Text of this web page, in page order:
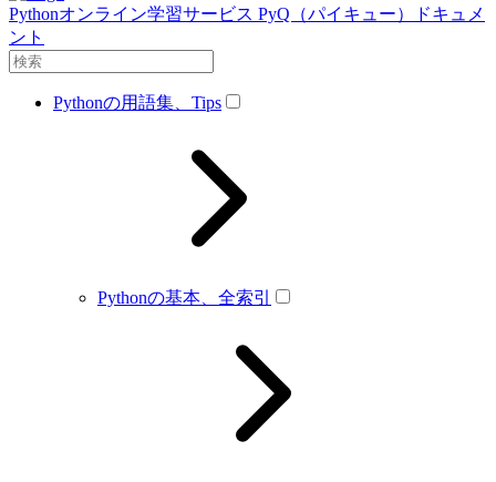
Pythonオンライン学習サービス PyQ（パイキュー）ドキュメ
ント
Pythonの用語集、Tips
Pythonの基本、全索引